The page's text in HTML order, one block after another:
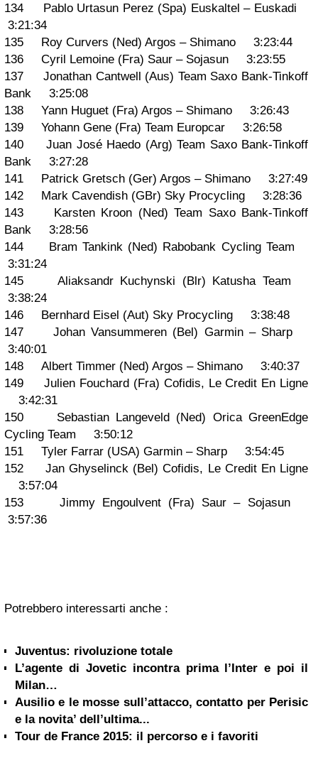
134 Pablo Urtasun Perez (Spa) Euskaltel – Euskadi
3:21:34
135 Roy Curvers (Ned) Argos – Shimano 3:23:44
136 Cyril Lemoine (Fra) Saur – Sojasun 3:23:55
137 Jonathan Cantwell (Aus) Team Saxo Bank-Tinkoff
Bank 3:25:08
138 Yann Huguet (Fra) Argos – Shimano 3:26:43
139 Yohann Gene (Fra) Team Europcar 3:26:58
140 Juan José Haedo (Arg) Team Saxo Bank-Tinkoff
Bank 3:27:28
141 Patrick Gretsch (Ger) Argos – Shimano 3:27:49
142 Mark Cavendish (GBr) Sky Procycling 3:28:36
143 Karsten Kroon (Ned) Team Saxo Bank-Tinkoff
Bank 3:28:56
144 Bram Tankink (Ned) Rabobank Cycling Team
3:31:24
145 Aliaksandr Kuchynski (Blr) Katusha Team
3:38:24
146 Bernhard Eisel (Aut) Sky Procycling 3:38:48
147 Johan Vansummeren (Bel) Garmin – Sharp
3:40:01
148 Albert Timmer (Ned) Argos – Shimano 3:40:37
149 Julien Fouchard (Fra) Cofidis, Le Credit En Ligne
3:42:31
150 Sebastian Langeveld (Ned) Orica GreenEdge
Cycling Team 3:50:12
151 Tyler Farrar (USA) Garmin – Sharp 3:54:45
152 Jan Ghyselinck (Bel) Cofidis, Le Credit En Ligne
3:57:04
153 Jimmy Engoulvent (Fra) Saur – Sojasun
3:57:36
Potrebbero interessarti anche :
Juventus: rivoluzione totale
L’agente di Jovetic incontra prima l’Inter e poi il
Milan…
Ausilio e le mosse sull’attacco, contatto per Perisic
e la novita’ dell’ultima...
Tour de France 2015: il percorso e i favoriti